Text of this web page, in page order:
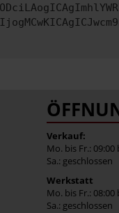
Verkauf:
Mo. bis Fr.: 09:00
Sa.: geschlossen
Werkstatt
Mo. bis Fr.: 08:00
Sa.: geschlossen